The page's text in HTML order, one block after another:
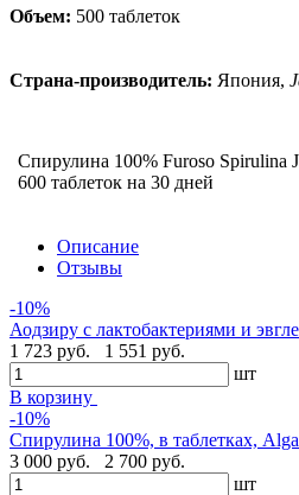
Объем: 500 таблеток
Страна-производитель: Япония,
Спирулина 100% Furoso Spirulina
600 таблеток на 30 дней
Описание
Отзывы
-10%
Аодзиру с лактобактериями и
1 723 руб.
1 551 руб.
шт
В корзину
-10%
Спирулина 100%, в таблетках,
3 000 руб.
2 700 руб.
шт